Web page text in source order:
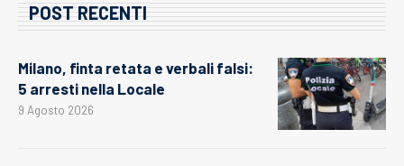
POST RECENTI
Milano, finta retata e verbali falsi:
5 arresti nella Locale
9 Agosto 2026